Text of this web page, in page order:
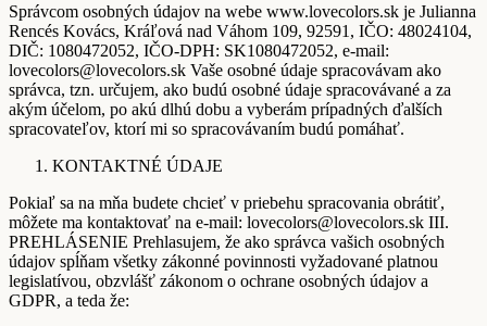
Správcom osobných údajov na webe www.lovecolors.sk je Julianna
Rencés Kovács, Kráľová nad Váhom 109, 92591, IČO: 48024104,
DIČ: 1080472052, IČO-DPH: SK1080472052, e-mail:
lovecolors@lovecolors.sk Vaše osobné údaje spracovávam ako
správca, tzn. určujem, ako budú osobné údaje spracovávané a za
akým účelom, po akú dlhú dobu a vyberám prípadných ďalších
spracovateľov, ktorí mi so spracovávaním budú pomáhať.
KONTAKTNÉ ÚDAJE
Pokiaľ sa na mňa budete chcieť v priebehu spracovania obrátiť,
môžete ma kontaktovať na e-mail: lovecolors@lovecolors.sk III.
PREHLÁSENIE Prehlasujem, že ako správca vašich osobných
údajov spĺňam všetky zákonné povinnosti vyžadované platnou
legislatívou, obzvlášť zákonom o ochrane osobných údajov a
GDPR, a teda že: